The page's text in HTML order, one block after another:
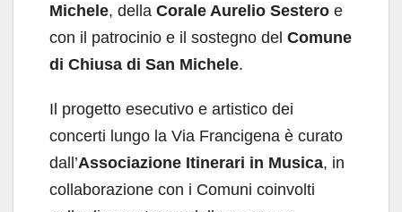
Michele, della Corale Aurelio Sestero e
con il patrocinio e il sostegno del Comune
di Chiusa di San Michele.
Il progetto esecutivo e artistico dei
concerti lungo la Via Francigena è curato
dall’Associazione Itinerari in Musica, in
collaborazione con i Comuni coinvolti